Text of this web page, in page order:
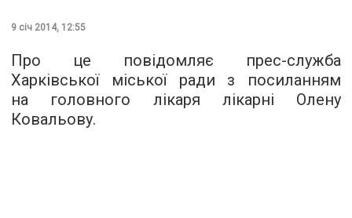
9 січ 2014, 12:55
Про це повідомляє прес-служба
Харківської міської ради з посиланням
на головного лікаря лікарні Олену
Ковальову.